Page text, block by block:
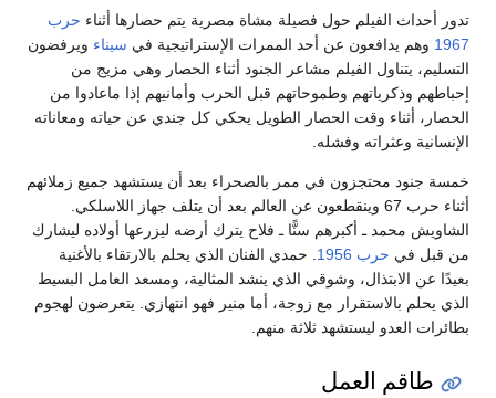
تدور أحداث الفيلم حول فصيلة مشاة مصرية يتم حصارها أثناء حرب
1967 وهم يدافعون عن أحد الممرات الإستراتيجية في سيناء ويرفضون
التسليم، يتناول الفيلم مشاعر الجنود أثناء الحصار وهي مزيج من
إحباطهم وذكرياتهم وطموحاتهم قبل الحرب وأمانيهم إذا ماعادوا من
الحصار، أثناء وقت الحصار الطويل يحكي كل جندي عن حياته ومعاناته
الإنسانية وعثراته وفشله.
خمسة جنود محتجزون في ممر بالصحراء بعد أن يستشهد جميع زملائهم
أثناء حرب 67 وينقطعون عن العالم بعد أن يتلف جهاز اللاسلكي.
الشاويش محمد ـ أكبرهم سنًّا ـ فلاح يترك أرضه ليزرعها أولاده ليشارك
من قبل في حرب 1956
. حمدي الفنان الذي يحلم بالارتقاء بالأغنية
بعيدًا عن الابتذال، وشوقي الذي ينشد المثالية، ومسعد العامل البسيط
الذي يحلم بالاستقرار مع زوجة، أما منير فهو انتهازي. يتعرضون لهجوم
بطائرات العدو ليستشهد ثلاثة منهم.
طاقم العمل